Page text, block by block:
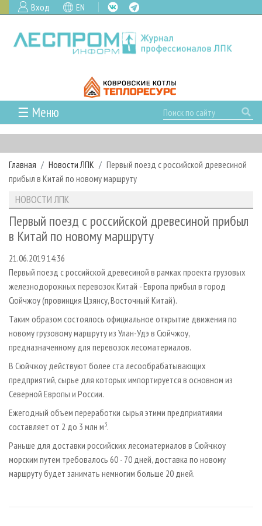
Вход EN
☰ Меню
ГЛАВНАЯ
РУБРИКИ И ТЕМЫ
РУБРИКИ ЖУРНАЛА
ЛЕСОЗАГОТОВКА
ЛЕСОПИЛЕНИЕ
СУШКА ДРЕВЕСИНЫ
ПРОИЗВОДСТВО ДРЕВЕСНЫХ ПЛИТ
ДЕРЕВЯННОЕ ДОМОСТРОЕНИЕ
ПРОИЗВОДСТВО МЕБЕЛИ
БИОЭНЕРГЕТИКА
ЦБП
ИНСТРУМЕНТ И МАТЕРИАЛЫ
НОВОСТИ
НОВОСТИ ЛПК
НОВОСТИ ЖУРНАЛА
ПРОЕКТЫ ЛПИ
АНАЛИТИКА
ПРЕДПРИЯТИЯ ЛПК
ПЕРСОНЫ
МОБИЛЬНЫЕ ВЫСТАВКИ
ОФИЦИАЛЬНЫЕ ДЕЛЕГАЦИИ
ПРИОРИТЕТНЫЕ ИНВЕСТПРОЕКТЫ
RUSSIAN FORESTRY REVIEW
ГАЗЕТА ЛЕСПРОМФОРУМ
БИБЛИОТЕКА СПЕЦИАЛИСТА
АРХИВ ЖУРНАЛОВ
О ЖУРНАЛЕ
ПОДПИСКА
КОНТАКТЫ
РЕКЛАМОДАТЕЛЯМ
РЕКЛАМА
РЕКЛАМА НА САЙТЕ
Главная Новости ЛПК
Первый поезд с российской древесиной
прибыл в Китай по новому маршруту
НОВОСТИ ЛПК
Первый поезд с российской древесиной прибыл
в Китай по новому маршруту
21.06.2019 14:36
Первый поезд с российской древесиной в рамках проекта грузовых
железнодорожных перевозок Китай - Европа прибыл в город
Сюйчжоу (провинция Цзянсу, Восточный Китай).
Таким образом состоялось официальное открытие движения по
новому грузовому маршруту из Улан-Удэ в Сюйчжоу,
предназначенному для перевозок лесоматериалов.
В Сюйчжоу действуют более ста лесообрабатывающих
предприятий, сырье для которых импортируется в основном из
Северной Европы и России.
Ежегодный объем переработки сырья этими предприятиями
составляет от 2 до 3 млн м3.
Раньше для доставки российских лесоматериалов в Сюйчжоу
морским путем требовалось 60 - 70 дней, доставка по новому
маршруту будет занимать немногим больше 20 дней.